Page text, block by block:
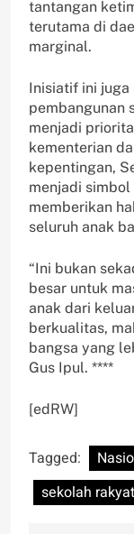
tantangan
terutama di
marginal.
Inisiatif ini juga
pembangunan
menjadi
kementerian
kepentingan,
menjadi
memberikan
seluruh anak
“Ini bukan
besar untuk
anak dari
berkualitas,
bangsa yang
Gus Ipul. ****
[edRW]
Tagged:
sekolah rakyat